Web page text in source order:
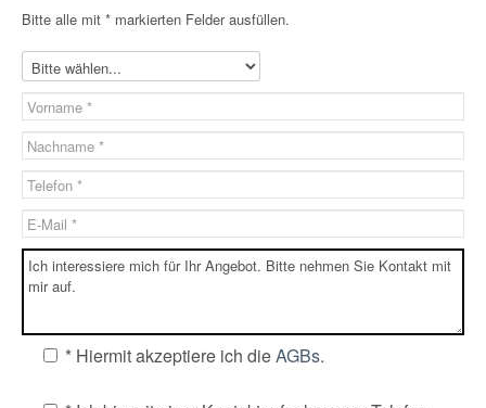
Bitte alle mit * markierten Felder ausfüllen.
* Hiermit akzeptiere ich dieAGBs.